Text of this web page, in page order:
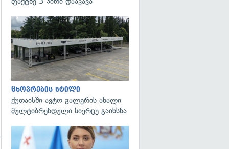
ცხოვრების სტილი
ქუთაისში ავტო გალერის ახალი
მულტიბრენდული სივრცე გაიხსნა